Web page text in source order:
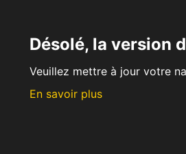
Désolé, la version
Veuillez mettre à jour votre
En savoir plus